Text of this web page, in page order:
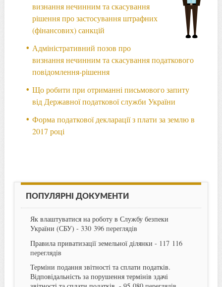
визнання нечинним та скасування
рішення про застосування штрафних
(фінансових) санкцій
Адміністративний позов про
визнання нечинним та скасування податкового
повідомлення-рішення
Що робити при отриманні письмового запиту
від Державної податкової служби України
Форма податкової декларації з плати за землю в
2017 році
ПОПУЛЯРНІ ДОКУМЕНТИ
Як влаштуватися на роботу в Службу безпеки
України (СБУ) - 330 396 переглядів
Правила приватизації земельної ділянки - 117 116
переглядів
Терміни подання звітності та сплати податків.
Відповідальність за порушення термінів здачі